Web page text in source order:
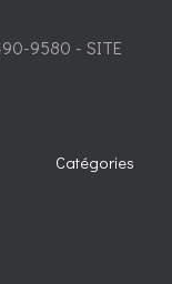
9580 - SITE
Catégories